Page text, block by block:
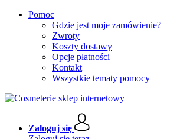
Pomoc
Gdzie jest moje zamówienie?
Zwroty
Koszty dostawy
Opcje płatności
Kontakt
Wszystkie tematy pomocy
Zaloguj się